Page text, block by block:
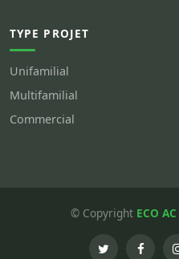
TYPE PROJET
Unifamilial
Multifamilial
Commercial
© Copyright ECO AC